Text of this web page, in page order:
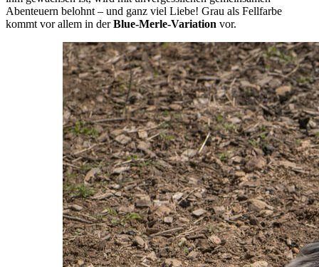
Abenteuern belohnt – und ganz viel Liebe! Grau als Fellfarbe
kommt vor allem in derBlue-Merle-Variation vor.